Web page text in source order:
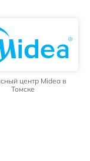
центр Midea в
Томске